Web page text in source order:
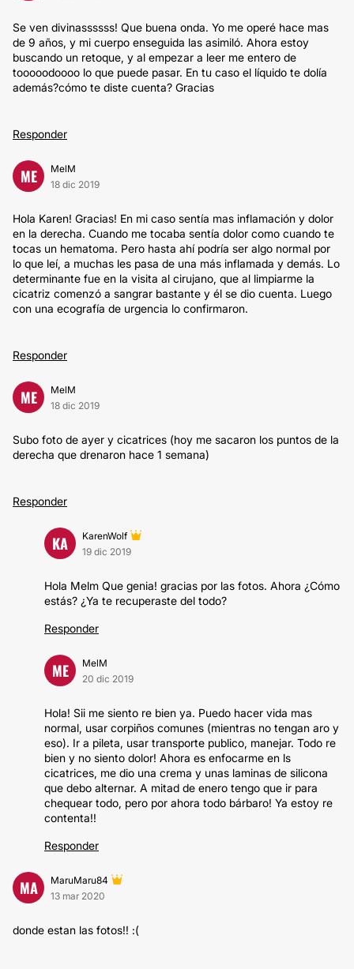
Se ven divinassssss! Que buena onda. Yo me operé hace mas
de 9 años, y mi cuerpo enseguida las asimiló. Ahora estoy
buscando un retoque, y al empezar a leer me entero de
tooooodoooo lo que puede pasar. En tu caso el líquido te dolía
además?cómo te diste cuenta? Gracias
Responder
ME
MelM
18 dic 2019
Hola Karen! Gracias! En mi caso sentía mas inflamación y dolor
en la derecha. Cuando me tocaba sentía dolor como cuando te
tocas un hematoma. Pero hasta ahí podría ser algo normal por
lo que leí, a muchas les pasa de una más inflamada y demás. Lo
determinante fue en la visita al cirujano, que al limpiarme la
cicatriz comenzó a sangrar bastante y él se dio cuenta. Luego
con una ecografía de urgencia lo confirmaron.
Responder
ME
MelM
18 dic 2019
Subo foto de ayer y cicatrices (hoy me sacaron los puntos de la
derecha que drenaron hace 1 semana)
Responder
KA
KarenWolf
19 dic 2019
Hola Melm Que genia! gracias por las fotos. Ahora ¿Cómo
estás? ¿Ya te recuperaste del todo?
Responder
ME
MelM
20 dic 2019
Hola! Sii me siento re bien ya. Puedo hacer vida mas
normal, usar corpiños comunes (mientras no tengan aro y
eso). Ir a pileta, usar transporte publico, manejar. Todo re
bien y no siento dolor! Ahora es enfocarme en ls
cicatrices, me dio una crema y unas laminas de silicona
que debo alternar. A mitad de enero tengo que ir para
chequear todo, pero por ahora todo bárbaro! Ya estoy re
contenta!!
Responder
MA
MaruMaru84
13 mar 2020
donde estan las fotos!! :(